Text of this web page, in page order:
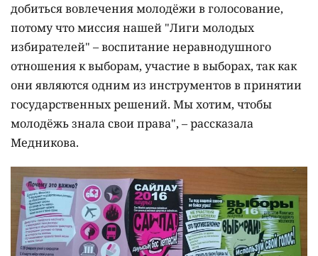
добиться вовлечения молодёжи в голосование,
потому что миссия нашей "Лиги молодых
избирателей" – воспитание неравнодушного
отношения к выборам, участие в выборах, так как
они являются одним из инструментов в принятии
государственных решений. Мы хотим, чтобы
молодёжь знала свои права", – рассказала
Медникова.